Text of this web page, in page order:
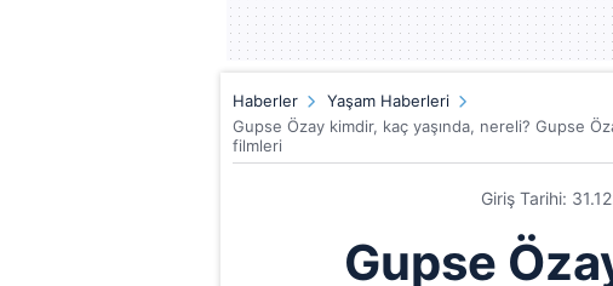
Haberler
Yaşam Haberleri
Gupse Özay kimdir, kaç yaşında, nereli? Gupse
filmleri
Giriş Tarihi:
Gupse